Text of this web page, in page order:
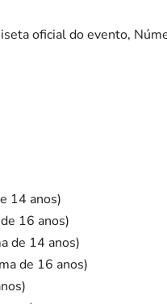
oficial do evento,
14 anos)
16 anos)
de 14 anos)
de 16 anos)